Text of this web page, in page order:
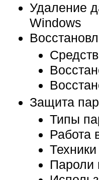
Удаление
Windows
Защита
Типы
Работа
Пароли